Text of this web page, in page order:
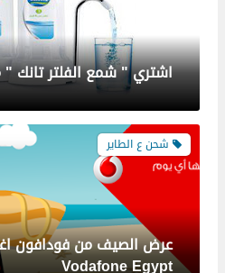
شحن ع الطاير
Vodafone Egypt
فودافون